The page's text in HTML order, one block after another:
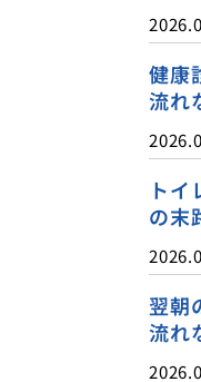
健康
流れ
ト
の末
翌朝
流れ